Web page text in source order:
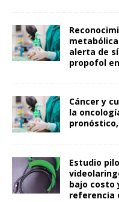
alerta de
propofol
Cáncer y
la
Estudio
bajo costo
referencia